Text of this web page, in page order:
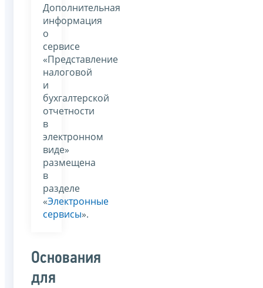
Дополнительная
информация
о
сервисе
«Представление
налоговой
и
бухгалтерской
отчетности
в
электронном
виде»
размещена
в
разделе
«Электронные
сервисы».
Основания
для